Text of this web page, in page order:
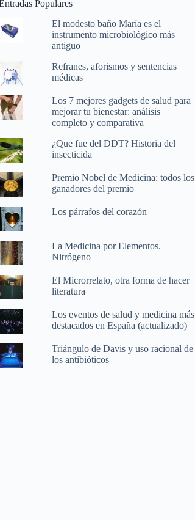
Populares
El modesto baño María es el
instrumento microbiológico más
antiguo
Refranes, aforismos y sentencias
médicas
Los 7 mejores gadgets de salud para
mejorar tu bienestar: análisis
completo y comparativa
¿Que fue del DDT? Historia del
insecticida
Premio Nobel de Medicina: todos los
ganadores del premio
Los párrafos del corazón
La Medicina por Elementos.
Nitrógeno
El Microrrelato, otra forma de hacer
literatura
Los eventos de salud y medicina más
destacados en España (actualizado)
Triángulo de Davis y uso racional de
los antibióticos